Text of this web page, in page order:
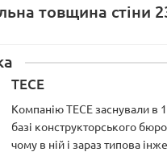
товщина стіни
TECE
Компанію ТЕСЕ заснували в
базі конструкторського
чому в ній і зараз типова